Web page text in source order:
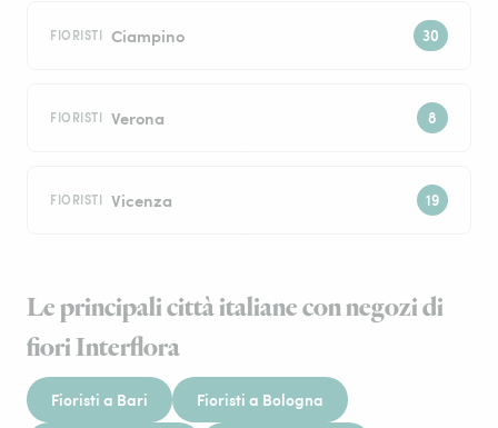
FIORISTI Ciampino
FIORISTI Verona
FIORISTI Vicenza
Le principali città italiane con negozi di
fiori Interflora
Fioristi a Bari Fioristi a Bologna